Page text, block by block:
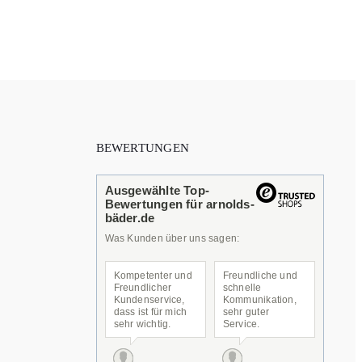
BEWERTUNGEN
Ausgewählte Top-
Bewertungen für arnolds-
bäder.de
Was Kunden über uns sagen:
Kompetenter und
Freundlicher
Kundenservice,
dass ist für mich
sehr wichtig.
Meine Artikel
auswählen und
Freundliche und
schnelle
Kommunikation,
sehr guter
Service.